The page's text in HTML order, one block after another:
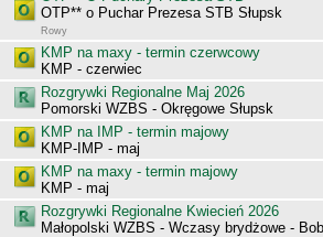
OTP** o Puchar Prezesa STB Słupsk
Rowy
KMP na maxy - termin czerwcowy
KMP - czerwiec
Rozgrywki Regionalne Maj 2026
Pomorski WZBS - Okręgowe Słupsk
KMP na IMP - termin majowy
KMP-IMP - maj
KMP na maxy - termin majowy
KMP - maj
Rozgrywki Regionalne Kwiecień 2026
Małopolski WZBS - Wczasy brydżowe -